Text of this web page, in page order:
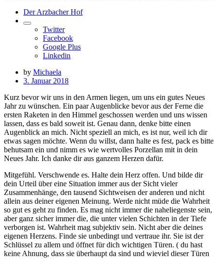
Der Arzbacher Hof
Twitter
Facebook
Google Plus
Linkedin
by Michaela
3. Januar 2018
Kurz bevor wir uns in den Armen liegen, um uns ein gutes Neues
Jahr zu wünschen. Ein paar Augenblicke bevor aus der Ferne die
ersten Raketen in den Himmel geschossen werden und uns wissen
lassen, dass es bald soweit ist. Genau dann, denke bitte einen
Augenblick an mich. Nicht speziell an mich, es ist nur, weil ich dir
etwas sagen möchte. Wenn du willst, dann halte es fest, pack es bitte
behutsam ein und nimm es wie wertvolles Porzellan mit in dein
Neues Jahr. Ich danke dir aus ganzem Herzen dafür.
Mitgefühl. Verschwende es. Halte dein Herz offen. Und bilde dir
dein Urteil über eine Situation immer aus der Sicht vieler
Zusammenhänge, den tausend Sichtweisen der anderen und nicht
allein aus deiner eigenen Meinung. Werde nicht müde die Wahrheit
so gut es geht zu finden. Es mag nicht immer die naheliegenste sein,
aber ganz sicher immer die, die unter vielen Schichten in der Tiefe
verborgen ist. Wahrheit mag subjektiv sein. Nicht aber die deines
eigenen Herzens. Finde sie unbedingt und vertraue ihr. Sie ist der
Schlüssel zu allem und öffnet für dich wichtigen Türen. ( du hast
keine Ahnung, dass sie überhaupt da sind und wieviel dieser Türen